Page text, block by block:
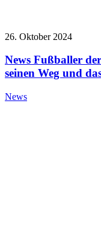
26. Oktober 2024
News Fußballer
seinen Weg und
News